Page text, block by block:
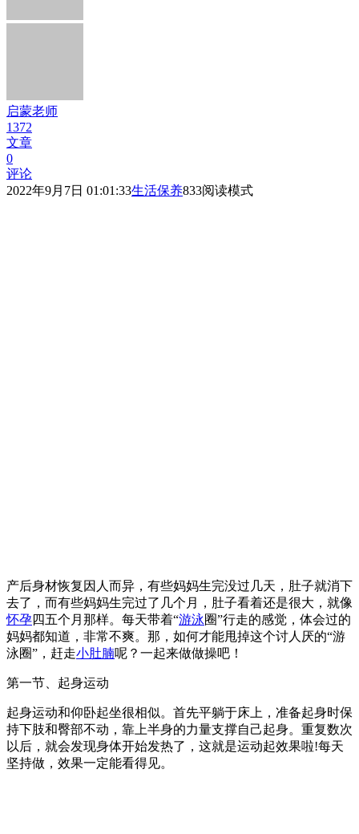
启蒙老师
1372
文章
0
评论
2022年9月7日 01:01:33生活保养833阅读模式
产后身材恢复因人而异，有些妈妈生完没过几天，肚子就消下
去了，而有些妈妈生完过了几个月，肚子看着还是很大，就像
怀孕四五个月那样。每天带着“游泳圈”行走的感觉，体会过的
妈妈都知道，非常不爽。那，如何才能甩掉这个讨人厌的“游
泳圈”，赶走小肚腩呢？一起来做做操吧！
第一节、起身运动
起身运动和仰卧起坐很相似。首先平躺于床上，准备起身时保
持下肢和臀部不动，靠上半身的力量支撑自己起身。重复数次
以后，就会发现身体开始发热了，这就是运动起效果啦!每天
坚持做，效果一定能看得见。